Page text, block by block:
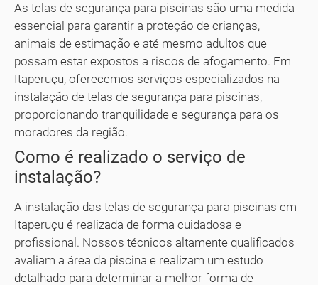
As telas de segurança para piscinas são uma medida
essencial para garantir a proteção de crianças,
animais de estimação e até mesmo adultos que
possam estar expostos a riscos de afogamento. Em
Itaperuçu, oferecemos serviços especializados na
instalação de telas de segurança para piscinas,
proporcionando tranquilidade e segurança para os
moradores da região.
Como é realizado o serviço de
instalação?
A instalação das telas de segurança para piscinas em
Itaperuçu é realizada de forma cuidadosa e
profissional. Nossos técnicos altamente qualificados
avaliam a área da piscina e realizam um estudo
detalhado para determinar a melhor forma de